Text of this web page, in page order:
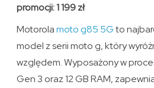
promocji: 1 199 zł
Motorolamoto g85 5Gto
model z serii moto g, który
względem. Wyposażony w
Gen 3 oraz 12 GB RAM,